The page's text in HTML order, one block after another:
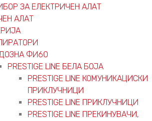
ЗА ЕЛЕКТРИЧЕН АЛАТ
АЛАТ
ФИ60
PRESTIGE LINE БЕЛА БОЈА
PRESTIGE LINE КОМУНИКАЦИСКИ
ПРИКЛУЧНИЦИ
PRESTIGE LINE ПРИКЛУЧНИЦИ
PRESTIGE LINE ПРЕКИНУВАЧИ,